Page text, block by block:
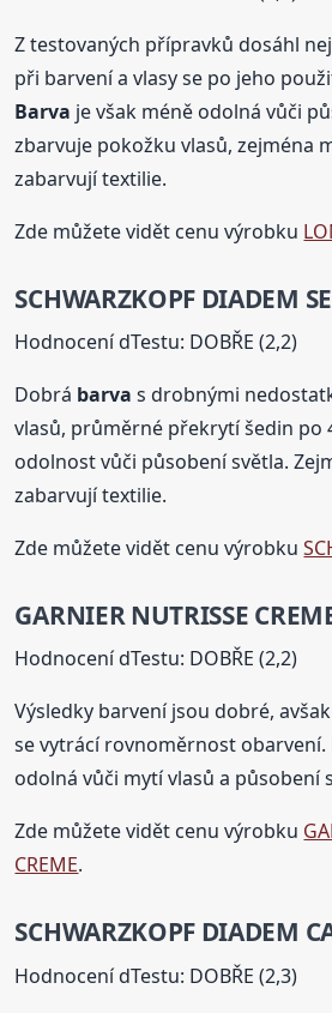
Z testovaných přípravků dosáhl
při barvení a vlasy se po jeho
Barva je však méně odolná vůči
zbarvuje pokožku vlasů, zejména
zabarvují textilie.
Zde můžete vidět cenu výrobku
SCHWARZKOPF DIADEM
Hodnocení dTestu: DOBŘE (2,2)
Dobrá barva s drobnými
vlasů, průměrné překrytí šedin po
odolnost vůči působení světla.
zabarvují textilie.
Zde můžete vidět cenu výrobku
GARNIER NUTRISSE
Hodnocení dTestu: DOBŘE (2,2)
Výsledky barvení jsou dobré,
se vytrácí rovnoměrnost obarvení.
odolná vůči mytí vlasů a působení
Zde můžete vidět cenu výrobku
CREME.
SCHWARZKOPF DIADEM
Hodnocení dTestu: DOBŘE (2,3)